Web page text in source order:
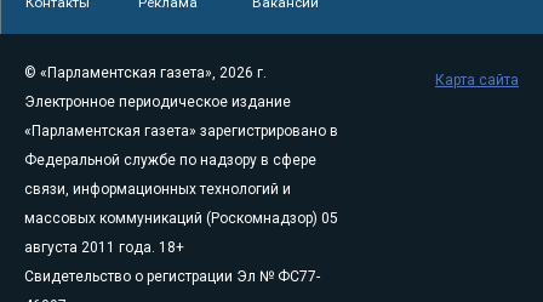
© «Парламентская газета», 2026 г.
Электронное периодическое издание
«Парламентская газета» зарегистрировано в
Федеральной службе по надзору в сфере
связи, информационных технологий и
массовых коммуникаций (Роскомнадзор) 05
августа 2011 года. 18+
Свидетельство о регистрации Эл № ФС77-
Карта сайта